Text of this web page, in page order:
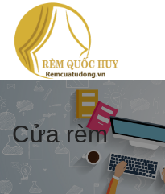
Cửa rèm